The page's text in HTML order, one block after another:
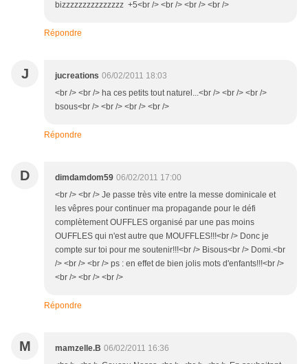
bizzzzzzzzzzzzzzz +5<br /> <br /> <br /> <br />
Répondre
J jucreations 06/02/2011 18:03
<br /> <br /> ha ces petits tout naturel...<br /> <br /> <br />
bsous<br /> <br /> <br /> <br />
Répondre
D dimdamdom59 06/02/2011 17:00
<br /> <br /> Je passe très vite entre la messe dominicale et
les vêpres pour continuer ma propagande pour le défi
complètement OUFFLES organisé par une pas moins
OUFFLES qui n'est autre que MOUFFLES!!!<br /> Donc je
compte sur toi pour me soutenir!!!<br /> Bisous<br /> Domi.<br
/> <br /> <br /> ps : en effet de bien jolis mots d'enfants!!!<br />
<br /> <br /> <br />
Répondre
M mamzelle.B 06/02/2011 16:36